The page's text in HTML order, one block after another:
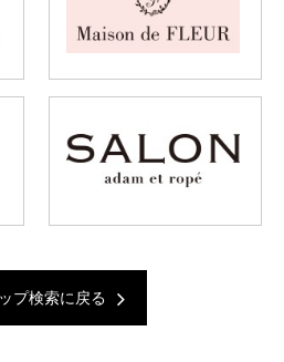
プ検索に戻る